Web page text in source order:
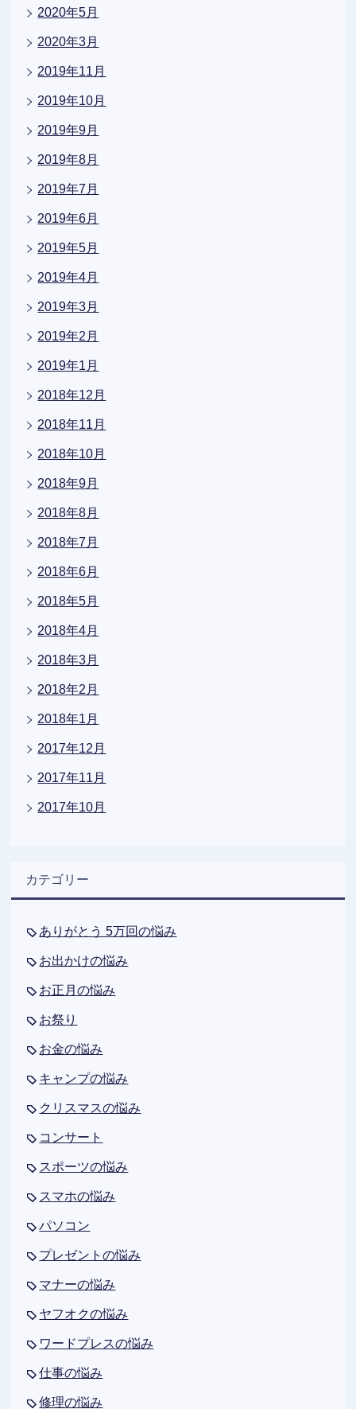
2020年5月
2020年3月
2019年11月
2019年10月
2019年9月
2019年8月
2019年7月
2019年6月
2019年5月
2019年4月
2019年3月
2019年2月
2019年1月
2018年12月
2018年11月
2018年10月
2018年9月
2018年8月
2018年7月
2018年6月
2018年5月
2018年4月
2018年3月
2018年2月
2018年1月
2017年12月
2017年11月
2017年10月
カテゴリー
ありがとう 5万回の悩み
お出かけの悩み
お正月の悩み
お祭り
お金の悩み
キャンプの悩み
クリスマスの悩み
コンサート
スポーツの悩み
スマホの悩み
パソコン
プレゼントの悩み
マナーの悩み
ヤフオクの悩み
ワードプレスの悩み
仕事の悩み
修理の悩み